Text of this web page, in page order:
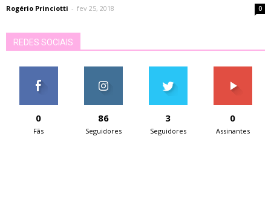
Rogério Princiotti - fev 25, 2018 0
REDES SOCIAIS
0
Fãs
86
Seguidores
3
Seguidores
0
Assinantes